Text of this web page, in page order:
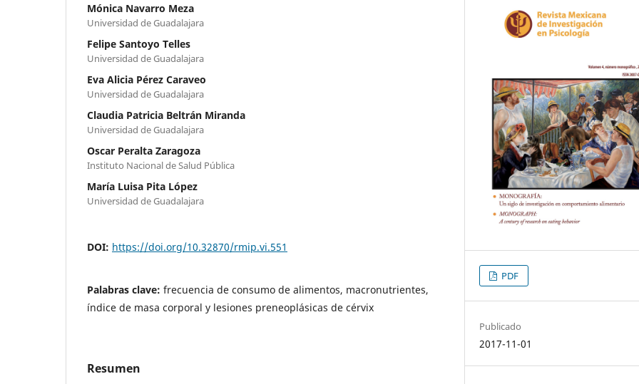
Mónica Navarro Meza
Universidad de Guadalajara
Felipe Santoyo Telles
Universidad de Guadalajara
Eva Alicia Pérez Caraveo
Universidad de Guadalajara
Claudia Patricia Beltrán Miranda
Universidad de Guadalajara
Oscar Peralta Zaragoza
Instituto Nacional de Salud Pública
María Luisa Pita López
Universidad de Guadalajara
DOI: https://doi.org/10.32870/rmip.vi.551
Palabras clave: frecuencia de consumo de alimentos, macronutrientes,
índice de masa corporal y lesiones preneoplásicas de cérvix
Resumen
PDF
Publicado
2017-11-01